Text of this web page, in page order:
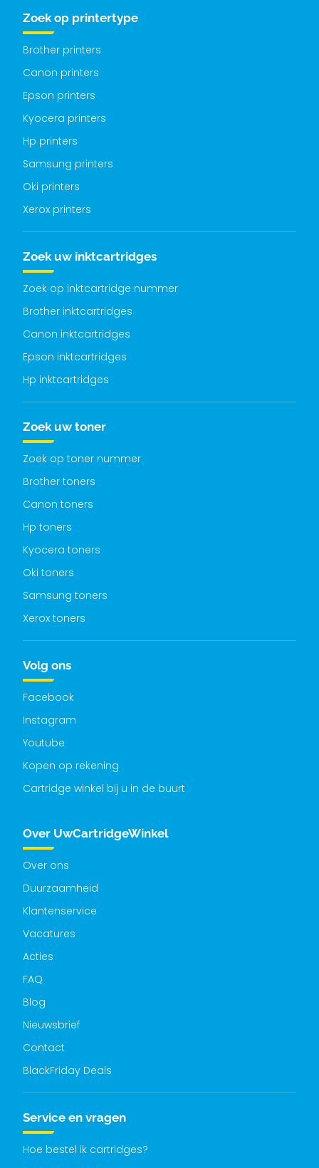
Zoek op printertype
Brother printers
Canon printers
Epson printers
Kyocera printers
Hp printers
Samsung printers
Oki printers
Xerox printers
Zoek uw inktcartridges
Zoek op inktcartridge nummer
Brother inktcartridges
Canon inktcartridges
Epson inktcartridges
Hp inktcartridges
Zoek uw toner
Zoek op toner nummer
Brother toners
Canon toners
Hp toners
Kyocera toners
Oki toners
Samsung toners
Xerox toners
Volg ons
Facebook
Instagram
Youtube
Kopen op rekening
Cartridge winkel bij u in de buurt
Over UwCartridgeWinkel
Over ons
Duurzaamheid
Klantenservice
Vacatures
Acties
FAQ
Blog
Nieuwsbrief
Contact
BlackFriday Deals
Service en vragen
Hoe bestel ik cartridges?